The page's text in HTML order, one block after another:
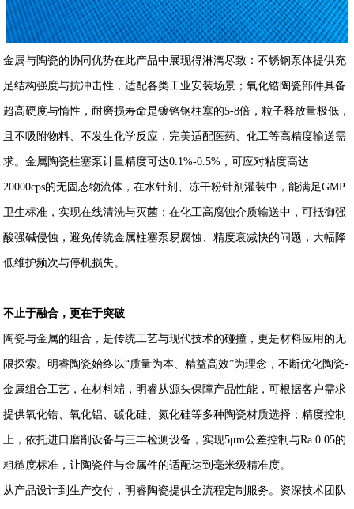
金属与陶瓷的协同优势在此产品中展现得淋漓尽致：不锈钢泵体提供充
足结构强度与抗冲击性，适配各类工业安装场景；氧化锆陶瓷部件具备
超高硬度与惰性，耐磨损寿命是镀铬钢柱塞的5-8倍，粒子释放量极低，
且不吸附物料、不发生化学反应，完美适配医药、化工等高精度输送需
求。金属陶瓷柱塞泵计量精度可达0.1%-0.5%，可应对粘度高达
20000cps的无固态物流体，在水针剂、冻干粉针剂灌装中，能满足GMP
卫生标准，实现在线清洗与灭菌；在化工高腐蚀介质输送中，可抵御强
酸强碱侵蚀，避免传统金属柱塞泵易腐蚀、精度衰减快的问题，大幅降
低维护频次与停机损失。
不止于融合，更在于突破
陶瓷与金属的组合，是传统工艺与现代技术的碰撞，更是材料应用的无
限探索。明睿陶瓷始终以“质量为本、精益高效”为理念，不断优化陶瓷-
金属组合工艺，在材料端，明睿从源头保障产品性能，可根据客户需求
提供氧化锆、氧化铝、碳化硅、氮化硅等多种陶瓷材质选择；精度控制
上，依托进口磨削设备与三丰检测设备，实现5μm公差控制与Ra 0.05的
粗糙度标准，让陶瓷件与金属件的适配达到毫米级精准度。
从产品设计到生产交付，明睿陶瓷提供全流程定制服务。资深技术团队